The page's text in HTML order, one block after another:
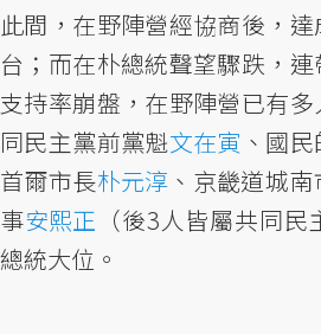
此間，在野陣營經協商後，
台；而在朴總統聲望驟跌，
支持率崩盤，在野陣營已有
同民主黨前黨魁文在寅 、國
首爾市長朴元淳 、京畿道城
事安熙正 （後3人皆屬共同
總統大位。